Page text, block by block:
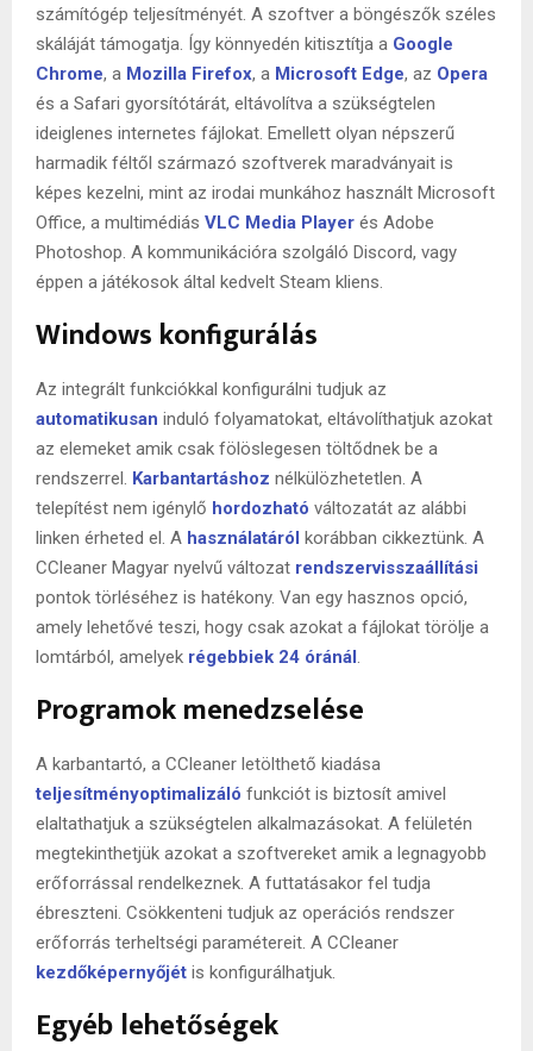
számítógép teljesítményét. A szoftver a böngészők széles
skáláját támogatja. Így könnyedén kitisztítja a Google
Chrome, a Mozilla Firefox, a Microsoft Edge, az Opera
és a Safari gyorsítótárát, eltávolítva a szükségtelen
ideiglenes internetes fájlokat. Emellett olyan népszerű
harmadik féltől származó szoftverek maradványait is
képes kezelni, mint az irodai munkához használt Microsoft
Office, a multimédiás VLC Media Player és Adobe
Photoshop. A kommunikációra szolgáló Discord, vagy
éppen a játékosok által kedvelt Steam kliens.
Windows konfigurálás
Az integrált funkciókkal konfigurálni tudjuk az
automatikusan induló folyamatokat, eltávolíthatjuk azokat
az elemeket amik csak fölöslegesen töltődnek be a
rendszerrel. Karbantartáshoz nélkülözhetetlen. A
telepítést nem igénylő hordozható változatát az alábbi
linken érheted el. A használatáról korábban cikkeztünk. A
CCleaner Magyar nyelvű változat rendszervisszaállítási
pontok törléséhez is hatékony. Van egy hasznos opció,
amely lehetővé teszi, hogy csak azokat a fájlokat törölje a
lomtárból, amelyek régebbiek 24 óránál.
Programok menedzselése
A karbantartó, a CCleaner letölthető kiadása
teljesítményoptimalizáló funkciót is biztosít amivel
elaltathatjuk a szükségtelen alkalmazásokat. A felületén
megtekinthetjük azokat a szoftvereket amik a legnagyobb
erőforrással rendelkeznek. A futtatásakor fel tudja
ébreszteni. Csökkenteni tudjuk az operációs rendszer
erőforrás terheltségi paramétereit. A CCleaner
kezdőképernyőjét is konfigurálhatjuk.
Egyéb lehetőségek